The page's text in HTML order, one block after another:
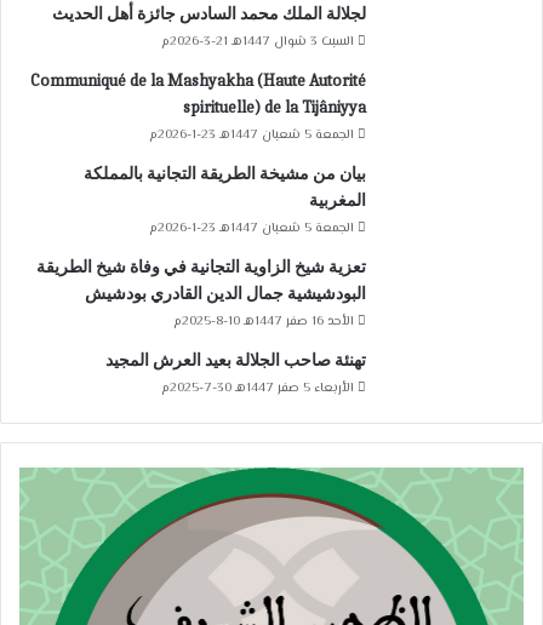
لجلالة الملك محمد السادس جائزة أهل الحديث
السبت 3 شوال 1447هـ 21-3-2026م
Communiqué de la Mashyakha (Haute Autorité
spirituelle) de la Tijâniyya
الجمعة 5 شعبان 1447هـ 23-1-2026م
بيان من مشيخة الطريقة التجانية بالمملكة
المغربية
الجمعة 5 شعبان 1447هـ 23-1-2026م
تعزية شيخ الزاوية التجانية في وفاة شيخ الطريقة
البودشيشية جمال الدين القادري بودشيش
الأحد 16 صفر 1447هـ 10-8-2025م
تهنئة صاحب الجلالة بعيد العرش المجيد
الأربعاء 5 صفر 1447هـ 30-7-2025م